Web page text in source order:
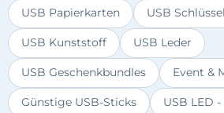
USB Papierkarten USB Schlüssel
USB Kunststoff USB Leder
USB Geschenkbundles Event &
Günstige USB-Sticks USB LED